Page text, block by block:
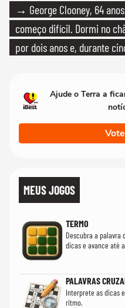
→ George Clooney, 64
começo difícil. Dormi no
por dois anos e, durante
Ajude o Terra a
MEUS JOGOS
TERMO
Descubra a palavra
dicas e avance até
PALAVRAS
Interprete as dicas
ritmo.